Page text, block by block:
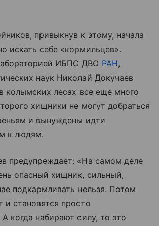
привыкнув к этому, начала
искать себе «кормильцев».
ИБПС ДВО РАН,
наук Николай Докучаев
колымских лесах все еще много
хищники не могут добраться
и вынуждены идти
к людям.
предупреждает: «На самом деле
опасный хищник, сильный,
подкармливать нельзя. Потом
и становятся просто
когда набирают силу, то это